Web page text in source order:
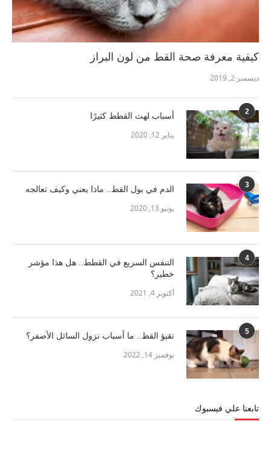
كيفية معرفة صحة القط من لون البراز
ديسمبر 2, 2019
2 أسباب لهث القطط كثيرًا
يناير 12, 2020
3 الدم في بول القط.. ماذا يعني وكيف تعالجه
يونيو 13, 2020
4
التنفس السريع في القطط.. هل هذا مؤشر
خطير؟
أكتوبر 4, 2021
5 تقيؤ القط.. ما أسباب نزول السائل الأصفر؟
نوفمبر 14, 2022
تابعنا علي فيسبوك